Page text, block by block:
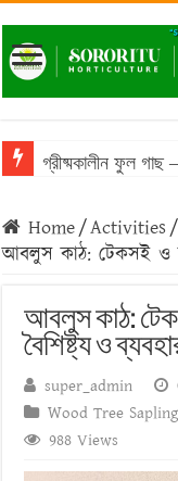
বাংলাদেশের
Home/Activities /
আবলুস কাঠ: টেকসই ও
আবলুস কাঠ:
বৈশিষ্ট্য ও
super_admin
Wood Tree
988 Views